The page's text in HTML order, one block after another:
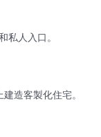
人入口。
造客製化住宅。